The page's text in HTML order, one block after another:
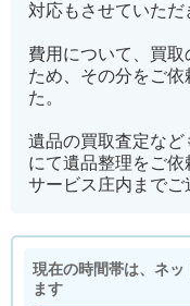
対応もさせていただ
費用について、買
ため、その分をご
た。
遺品の買取査定な
にて遺品整理をご
サービス庄内までご
現在の時間帯は、ネッ
ます